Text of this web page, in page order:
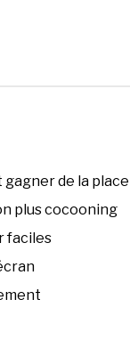
de la place
plus cocooning
faciles